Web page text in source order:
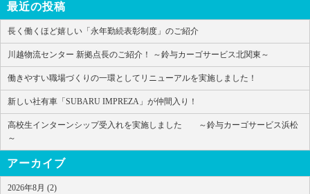
最近の投稿
長く働くほど嬉しい「永年勤続表彰制度」のご紹介
川越物流センター 新拠点長のご紹介！ ～鈴与カーゴサービス北関東～
働きやすい職場づくりの一環としてリニューアルを実施しました！
新しい社有車「SUBARU IMPREZA」が仲間入り！
高校生インターンシップ受入れを実施しました ～鈴与カーゴサービス浜松
～
アーカイブ
2026年8月 (2)